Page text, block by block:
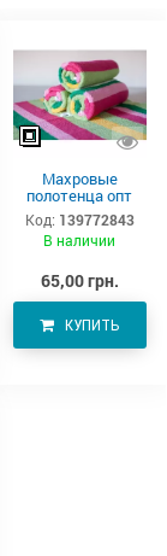
Махровые
полотенца опт
Код: 139772843
В наличии
65,00 грн.
КУПИТЬ